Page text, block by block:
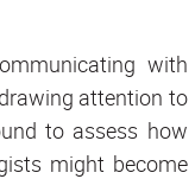
with
attention to
to assess how
might become